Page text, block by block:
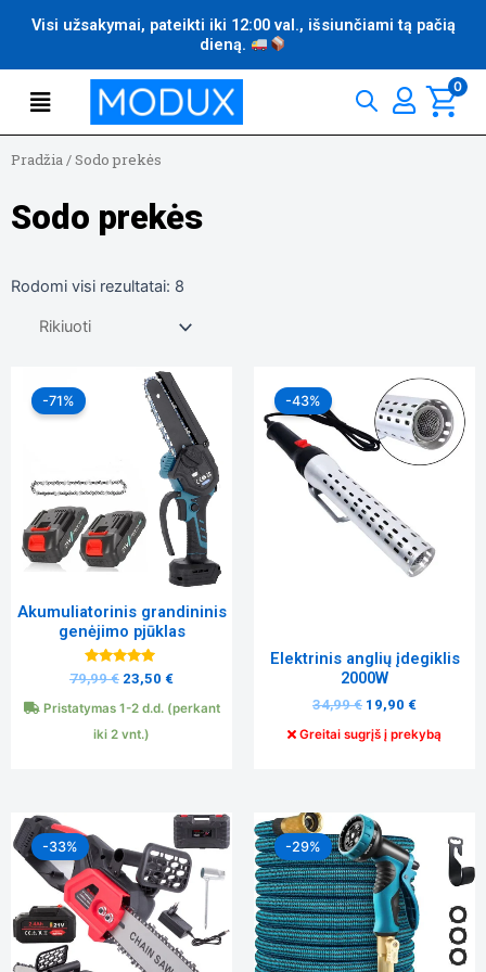
Visi užsakymai, pateikti iki 12:00 val., išsiunčiami tą pačią
dieną.
Flyout
Menu
0
Pradžia/Sodo prekės
Sodo prekės
Rodomi visi rezultatai: 8
-71%
Akumuliatorinis grandininis
genėjimo pjūklas
Įvertinimas:
iš 5
79,99€
Original
price
was:
79,99 €.
23,50 €
Current
price
is:
23,50 €.
Pristatymas 1-2 d.d. (perkant
iki 2 vnt.)
-43%
Elektrinis anglių įdegiklis
2000W
34,99€
Original
price
was:
34,99 €.
19,90 €
Current
price
is:
19,90 €.
Greitai sugrįš į prekybą
-33%
Original
price
was:
119,99 €.
Current
price
is:
79,99 €.
-29%
Original
price
was:
34,99 €.
price
is:
24,80 €.
Jie
tinkamai
Statistika
Siekdami
pagerinti
svetainės
funkcionalumą
ir struktūrą,
atsižvelgdami